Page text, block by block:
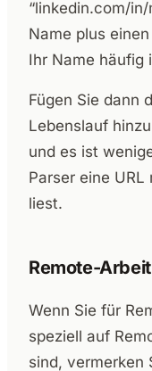
“linkedin.com/
Name plus
Ihr Name häufig
Fügen Sie dann
Lebenslauf
und es ist
Parser eine
liest.
Remote-
Wenn Sie für
speziell auf
sind, vermerken